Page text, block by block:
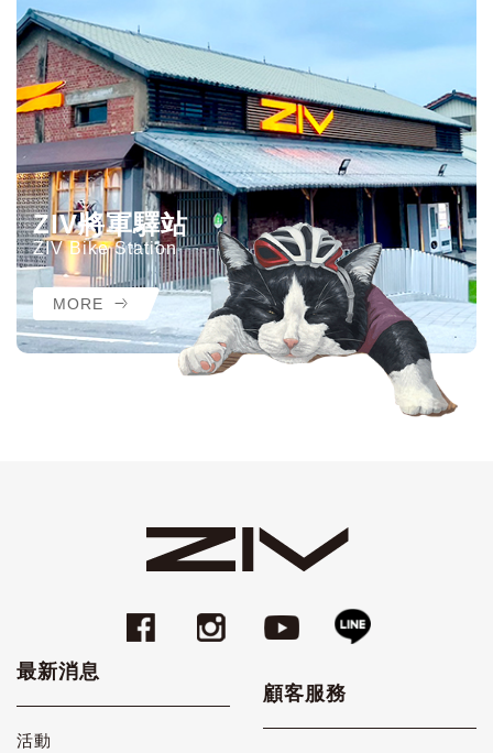
ZIV將軍驛站
ZIV Bike Station
MORE
最新消息
活動
顧客服務